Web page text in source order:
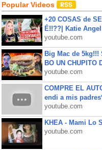
Popular Videos
+20 COSAS de
É!!??| Katie Angel
youtube.com
Big Mac de 5kg!!!
BO UN CHUPITO
youtube.com
COMPRE EL
endi a mis
youtube.com
KHEA - Mami Lo
youtube.com